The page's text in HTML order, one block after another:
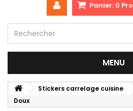
Panier: 0
MENU
Stickers carrelage cuisine
Doux